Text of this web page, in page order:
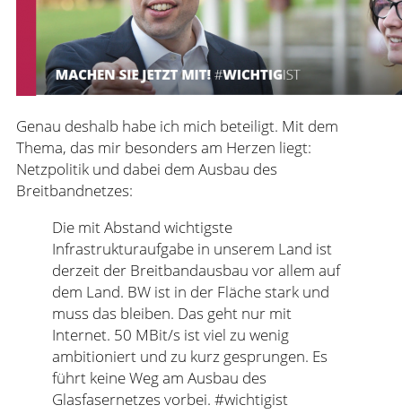
Genau deshalb habe ich mich beteiligt. Mit dem
Thema, das mir besonders am Herzen liegt:
Netzpolitik und dabei dem Ausbau des
Breitbandnetzes:
Die mit Abstand wichtigste
Infrastrukturaufgabe in unserem Land ist
derzeit der Breitbandausbau vor allem auf
dem Land. BW ist in der Fläche stark und
muss das bleiben. Das geht nur mit
Internet. 50 MBit/s ist viel zu wenig
ambitioniert und zu kurz gesprungen. Es
führt keine Weg am Ausbau des
Glasfasernetzes vorbei. #wichtigist